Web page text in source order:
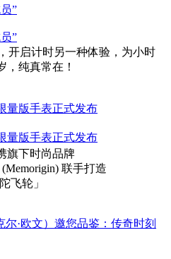
”
”
开启计时另一种体验，为小时
，纯真常在！
量版手表正式发布
量版手表正式发布
旗下时尚品牌
联手打造
飞轮」
尔·欧文）邀您品鉴：传奇时刻